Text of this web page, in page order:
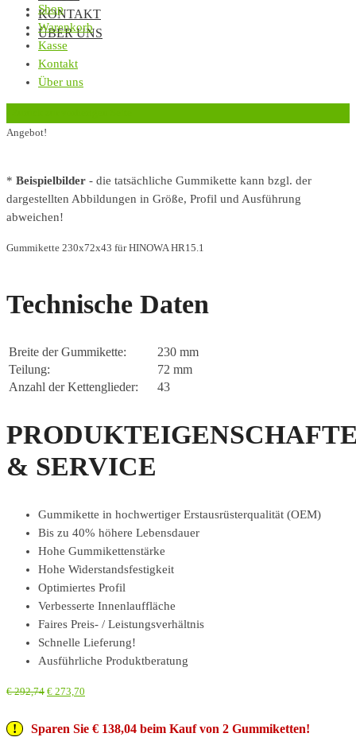
KONTAKT
ÜBER UNS
Shop
Warenkorb
Kasse
Kontakt
Über uns
Angebot!
* Beispielbilder - die tatsächliche Gummikette kann bzgl. der
dargestellten Abbildungen in Größe, Profil und Ausführung
abweichen!
Gummikette 230x72x43 für HINOWA HR15.1
Technische Daten
Breite der Gummikette:
230 mm
Teilung:
72 mm
Anzahl der Kettenglieder:
43
& SERVICE
Gummikette in hochwertiger Erstausrüsterqualität (OEM)
Bis zu 40% höhere Lebensdauer
Hohe Gummikettenstärke
Hohe Widerstandsfestigkeit
Optimiertes Profil
Verbesserte Innenlauffläche
Faires Preis- / Leistungsverhältnis
Schnelle Lieferung!
Ausführliche Produktberatung
€292,74 € 273,70
Sparen Sie € 138,04 beim Kauf von 2 Gummiketten!